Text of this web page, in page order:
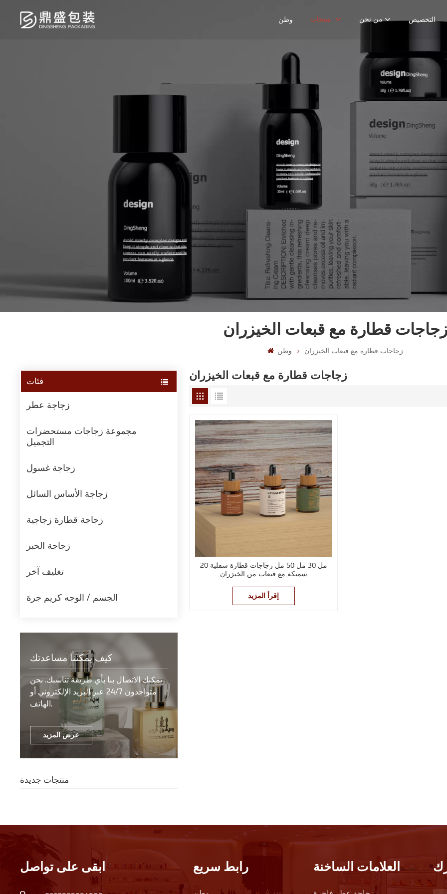
وطن من نحن التخصيص
زجاجات قطارة مع قبعات الخيزران
وطن زجاجات قطارة مع قبعات الخيزران
فئات
زجاجة عطر
مجموعة زجاجات مستحضرات
التجميل
زجاجة غسول
زجاجة الأساس السائل
زجاجة قطارة زجاجية
زجاجة الحبر
تغليف آخر
الجسم / الوجه كريم جرة
كيف يمكننا مساعدتك
يمكنك الاتصال بنا بأي طريقة تناسبك. نحن
متواجدون 24/7 عبر البريد الإلكتروني أو
الهاتف.
عرض المزيد
منتجات جديدة
زجاجات قطارة مع قبعات الخيزران
20 مل 30 مل 50 مل زجاجات قطارة سفلية
سميكة مع قبعات من الخيزران
إقرأ المزيد
ابقى على تواصل رابط سريع العلامات الساخنة